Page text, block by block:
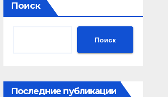
Поиск
Поиск
Последние публикации